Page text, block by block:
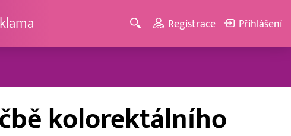
Registrace Přihlášení
kolorektálního